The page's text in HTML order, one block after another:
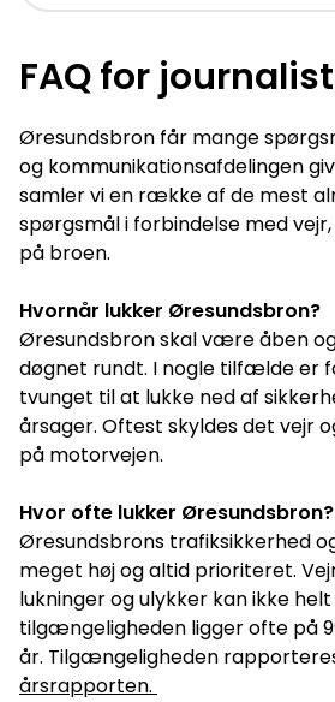
FAQ for
Øresundsbron får mange
og kommunikationsafdelingen
samler vi en række af de mest
spørgsmål i forbindelse med
på broen.
Hvornår lukker Øresundsbron?
Øresundsbron skal være åben
døgnet rundt. I nogle tilfælde er
tvunget til at lukke ned af
årsager. Oftest skyldes det vejr
på motorvejen.
Hvor ofte lukker Øresundsbron?
Øresundsbrons trafiksikkerhed
meget høj og altid prioriteret.
lukninger og ulykker kan ikke
tilgængeligheden ligger ofte på
år. Tilgængeligheden
årsrapporten.